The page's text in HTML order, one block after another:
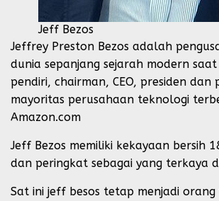
Jeff Bezos
Jeffrey Preston Bezos adalah
dunia sepanjang sejarah modern
pendiri, chairman, CEO, presiden dan
mayoritas perusahaan teknologi
Amazon.com
Jeff Bezos memiliki kekayaan bersih
dan peringkat sebagai yang terkaya
Sat ini jeff besos tetap menjadi